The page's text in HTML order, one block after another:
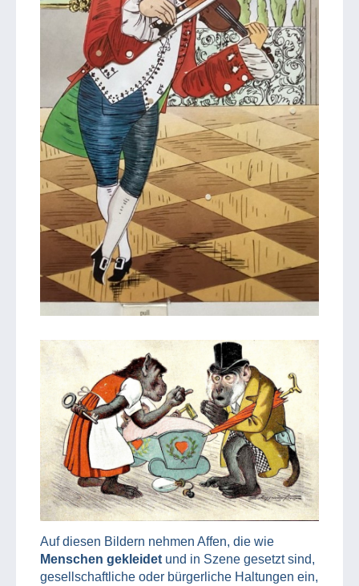
Auf diesen Bildern nehmen Affen, die wie
Menschen gekleidet und in Szene gesetzt sind,
gesellschaftliche oder bürgerliche Haltungen ein,